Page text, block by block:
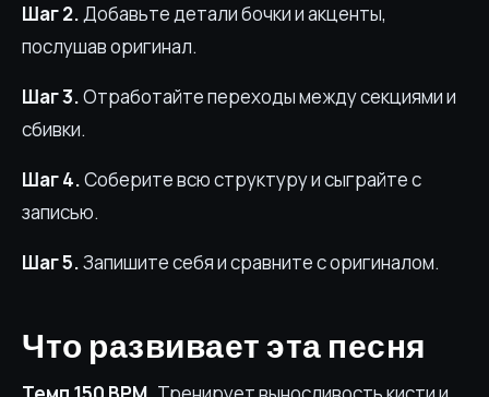
Шаг 2.Добавьте детали бочки и акценты,
послушав оригинал.
Шаг 3.Отработайте переходы между секциями и
сбивки.
Шаг 4.Соберите всю структуру и сыграйте с
записью.
Шаг 5.Запишите себя и сравните с оригиналом.
Что развивает эта песня